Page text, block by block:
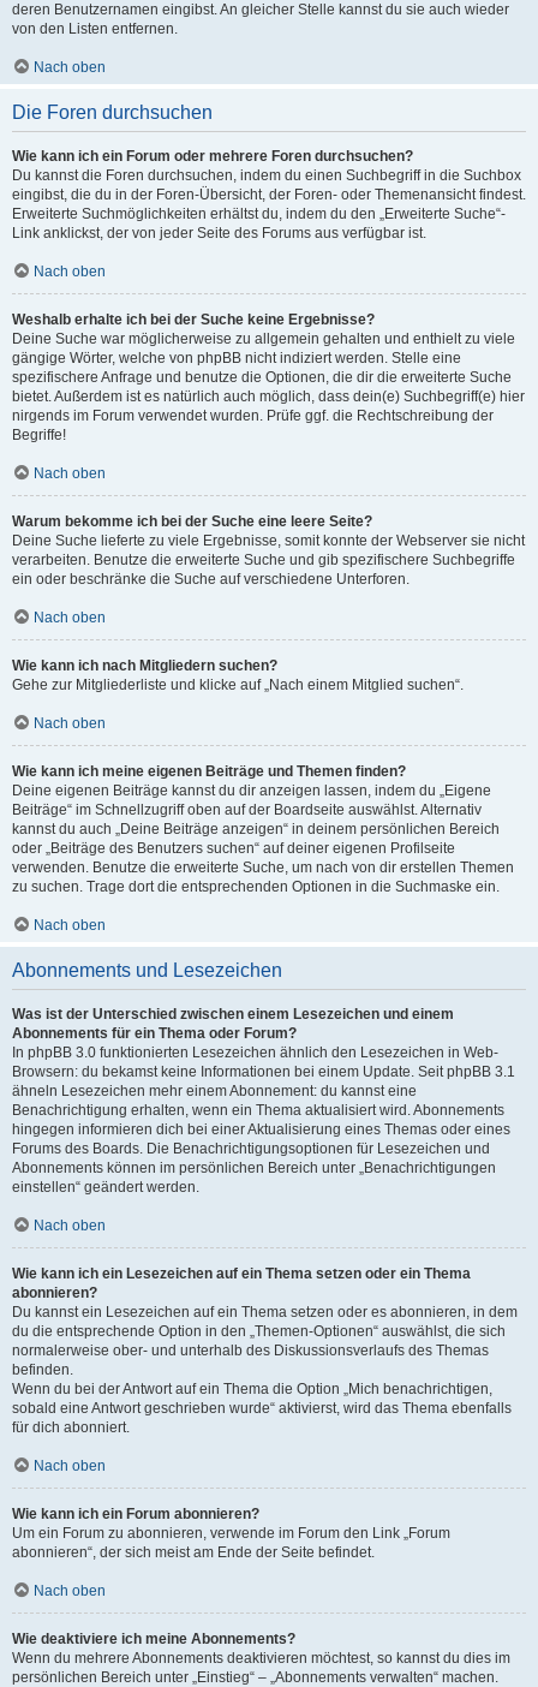
deren Benutzernamen eingibst. An gleicher Stelle kannst du sie auch wieder
von den Listen entfernen.
Nach oben
Die Foren durchsuchen
Wie kann ich ein Forum oder mehrere Foren durchsuchen?
Du kannst die Foren durchsuchen, indem du einen Suchbegriff in die Suchbox
eingibst, die du in der Foren-Übersicht, der Foren- oder Themenansicht findest.
Erweiterte Suchmöglichkeiten erhältst du, indem du den „Erweiterte Suche“-
Link anklickst, der von jeder Seite des Forums aus verfügbar ist.
Nach oben
Weshalb erhalte ich bei der Suche keine Ergebnisse?
Deine Suche war möglicherweise zu allgemein gehalten und enthielt zu viele
gängige Wörter, welche von phpBB nicht indiziert werden. Stelle eine
spezifischere Anfrage und benutze die Optionen, die dir die erweiterte Suche
bietet. Außerdem ist es natürlich auch möglich, dass dein(e) Suchbegriff(e) hier
nirgends im Forum verwendet wurden. Prüfe ggf. die Rechtschreibung der
Begriffe!
Nach oben
Warum bekomme ich bei der Suche eine leere Seite?
Deine Suche lieferte zu viele Ergebnisse, somit konnte der Webserver sie nicht
verarbeiten. Benutze die erweiterte Suche und gib spezifischere Suchbegriffe
ein oder beschränke die Suche auf verschiedene Unterforen.
Nach oben
Wie kann ich nach Mitgliedern suchen?
Gehe zur Mitgliederliste und klicke auf „Nach einem Mitglied suchen“.
Nach oben
Wie kann ich meine eigenen Beiträge und Themen finden?
Deine eigenen Beiträge kannst du dir anzeigen lassen, indem du „Eigene
Beiträge“ im Schnellzugriff oben auf der Boardseite auswählst. Alternativ
kannst du auch „Deine Beiträge anzeigen“ in deinem persönlichen Bereich
oder „Beiträge des Benutzers suchen“ auf deiner eigenen Profilseite
verwenden. Benutze die erweiterte Suche, um nach von dir erstellen Themen
zu suchen. Trage dort die entsprechenden Optionen in die Suchmaske ein.
Nach oben
Abonnements und Lesezeichen
Was ist der Unterschied zwischen einem Lesezeichen und einem
Abonnements für ein Thema oder Forum?
In phpBB 3.0 funktionierten Lesezeichen ähnlich den Lesezeichen in Web-
Browsern: du bekamst keine Informationen bei einem Update. Seit phpBB 3.1
ähneln Lesezeichen mehr einem Abonnement: du kannst eine
Benachrichtigung erhalten, wenn ein Thema aktualisiert wird. Abonnements
hingegen informieren dich bei einer Aktualisierung eines Themas oder eines
Forums des Boards. Die Benachrichtigungsoptionen für Lesezeichen und
Abonnements können im persönlichen Bereich unter „Benachrichtigungen
einstellen“ geändert werden.
Nach oben
Wie kann ich ein Lesezeichen auf ein Thema setzen oder ein Thema
abonnieren?
Du kannst ein Lesezeichen auf ein Thema setzen oder es abonnieren, in dem
du die entsprechende Option in den „Themen-Optionen“ auswählst, die sich
normalerweise ober- und unterhalb des Diskussionsverlaufs des Themas
befinden.
Wenn du bei der Antwort auf ein Thema die Option „Mich benachrichtigen,
sobald eine Antwort geschrieben wurde“ aktivierst, wird das Thema ebenfalls
für dich abonniert.
Nach oben
Wie kann ich ein Forum abonnieren?
Um ein Forum zu abonnieren, verwende im Forum den Link „Forum
abonnieren“, der sich meist am Ende der Seite befindet.
Nach oben
Wie deaktiviere ich meine Abonnements?
Wenn du mehrere Abonnements deaktivieren möchtest, so kannst du dies im
persönlichen Bereich unter „Einstieg“ – „Abonnements verwalten“ machen.